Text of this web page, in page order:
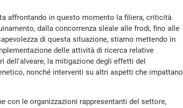
affrontando in questo momento la filiera, criticità
dalla concorrenza sleale alle frodi, fino alle
di questa situazione, stiamo mettendo in
delle attività di ricerca relative
dell'alveare, la mitigazione degli effetti del
nonché interventi su altri aspetti che impattano
con le organizzazioni rappresentanti del settore,